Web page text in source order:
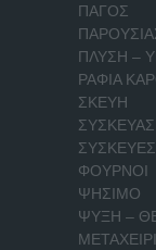
ΠΑΓΟΣ
ΠΛΥΣΗ –
ΡΑΦΙΑ
ΣΚΕΥΗ
ΦΟΥΡΝΟΙ
ΨΗΣΙΜΟ
ΨΥΞΗ –